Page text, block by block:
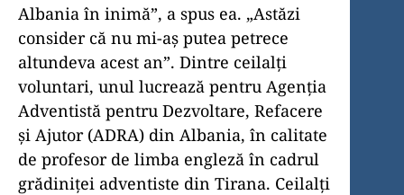
Albania în inimă”, a spus ea. „Astăzi
consider că nu mi-aș putea petrece
altundeva acest an”. Dintre ceilalți
voluntari, unul lucrează pentru Agenția
Adventistă pentru Dezvoltare, Refacere
și Ajutor (ADRA) din Albania, în calitate
de profesor de limba engleză în cadrul
grădiniței adventiste din Tirana. Ceilalți